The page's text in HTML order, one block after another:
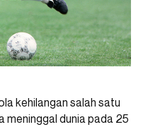
kehilangan salah satu
meninggal dunia pada 25